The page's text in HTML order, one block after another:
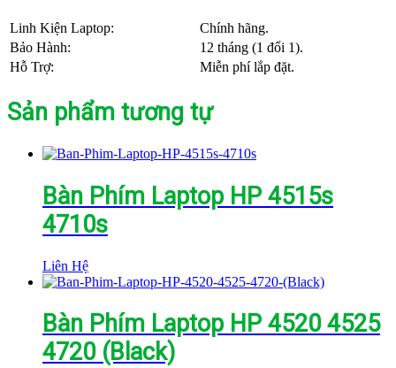
Linh Kiện Laptop:
Chính hãng.
Bảo Hành:
12 tháng (1 đổi 1).
Hỗ Trợ:
Miễn phí lắp đặt.
Sản phẩm tương tự
Bàn Phím Laptop HP 4515s
4710s
Liên Hệ
Bàn Phím Laptop HP 4520 4525
4720 (Black)